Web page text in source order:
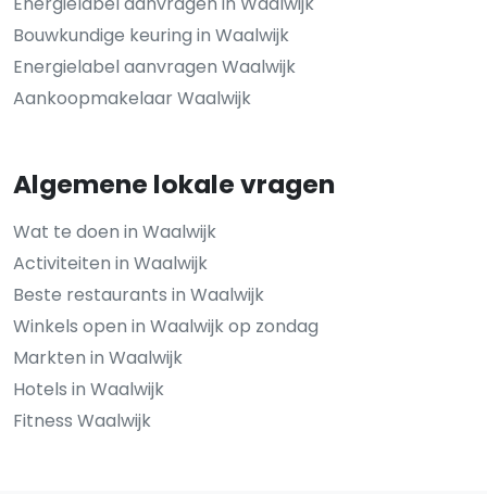
Bouwkundige keuring in Waalwijk
Energielabel aanvragen Waalwijk
Aankoopmakelaar Waalwijk
Algemene lokale vragen
Wat te doen in Waalwijk
Activiteiten in Waalwijk
Beste restaurants in Waalwijk
Winkels open in Waalwijk op zondag
Markten in Waalwijk
Hotels in Waalwijk
Fitness Waalwijk